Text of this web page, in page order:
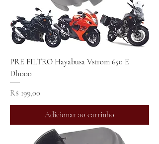
PRE FILTRO Hayabusa Vstrom 650 E
Dl1000
Preço
R$ 199,00
Adicionar ao carrinho